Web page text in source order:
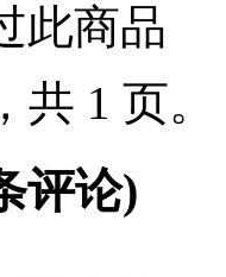
此商品
共 1 页。
评论)